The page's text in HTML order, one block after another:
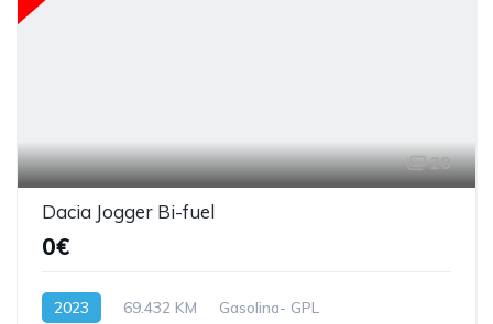
28
Dacia Jogger Bi-fuel
0€
2023 69.432 KM Gasolina- GPL